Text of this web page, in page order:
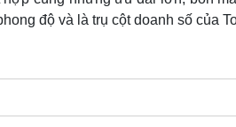
độ và là trụ cột doanh số của